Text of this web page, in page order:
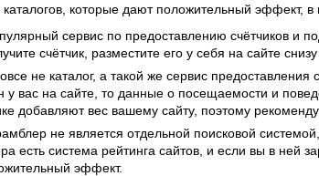
которые дают положительный эффект, в
сервис по предоставлению счётчиков и
счётчик, разместите его у себя на сайте
не каталог, а такой же сервис
у вас на сайте, то данные о посещаемости и
добавляют вес вашему сайту, поэтому
не является отдельной поисковой
есть система рейтинга сайтов, и если вы в ней
эффект.